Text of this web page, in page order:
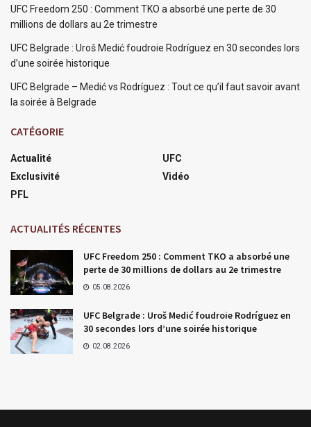
UFC Freedom 250 : Comment TKO a absorbé une perte de 30
millions de dollars au 2e trimestre
UFC Belgrade : Uroš Medić foudroie Rodríguez en 30 secondes lors
d’une soirée historique
UFC Belgrade – Medić vs Rodríguez : Tout ce qu’il faut savoir avant
la soirée à Belgrade
CATÉGORIE
Actualité
Exclusivité
PFL
UFC
Vidéo
ACTUALITÉS RÉCENTES
UFC Freedom 250 : Comment TKO a absorbé une
perte de 30 millions de dollars au 2e trimestre
05.08.2026
UFC Belgrade : Uroš Medić foudroie Rodríguez en
30 secondes lors d’une soirée historique
02.08.2026